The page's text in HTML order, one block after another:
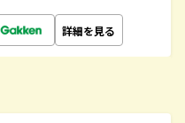
詳細を見る